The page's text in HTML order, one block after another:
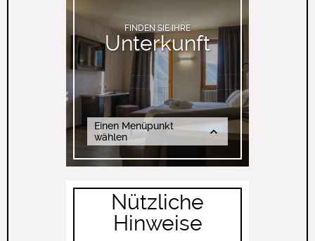
FINDEN SIE IHRE
Unterkunft
Einen Menüpunkt
wählen
Nützliche
Hinweise